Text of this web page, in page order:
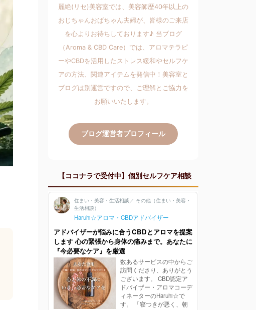
麗絶(リセ)美容室では、美容師歴40年以上の
おじちゃんおばちゃん夫婦が、皆様のご来店
を心よりお待ちしております♪ 当ブログ
（Aroma & CBD Care）では、アロマテラピ
ーやCBDを活用したストレス緩和やセルフケ
アの方法、関連アイテムを発信中！美容室と
ブログは別運営ですので、ご理解とご協力を
お願いいたします。
ブログ運営者プロフィール
【ココナラで受付中】個別セルフケア相談